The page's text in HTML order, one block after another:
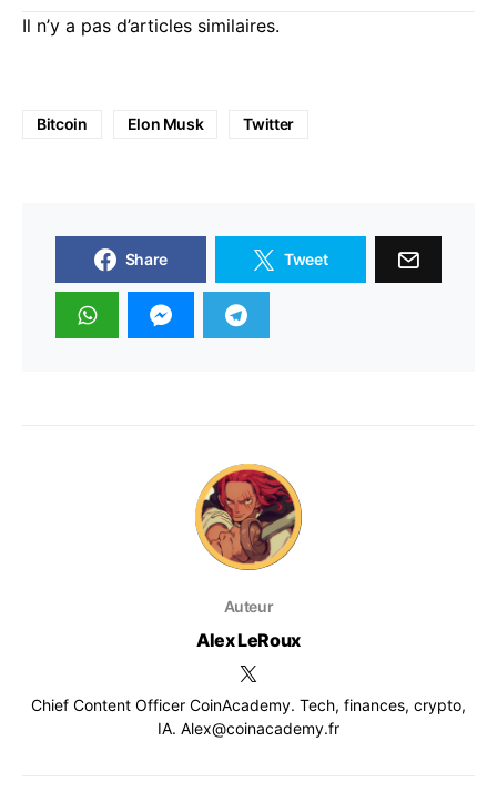
Il n’y a pas d’articles similaires.
Bitcoin Elon Musk Twitter
Share Tweet
Auteur
Alex LeRoux
Chief Content Officer CoinAcademy. Tech, finances, crypto,
IA. Alex@coinacademy.fr